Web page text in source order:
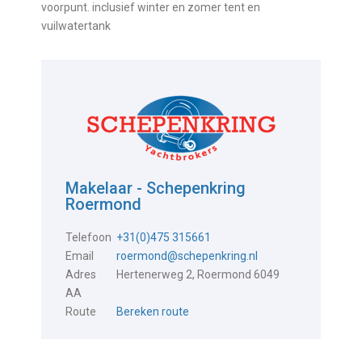
voorpunt. inclusief winter en zomer tent en
vuilwatertank
Makelaar - Schepenkring
Roermond
Telefoon +31(0)475 315661
Email
roermond@schepenkring.nl
Adres
Hertenerweg 2, Roermond 6049
AA
Route
Bereken route